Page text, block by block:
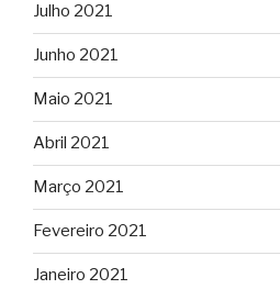
Julho 2021
Junho 2021
Maio 2021
Abril 2021
Março 2021
Fevereiro 2021
Janeiro 2021